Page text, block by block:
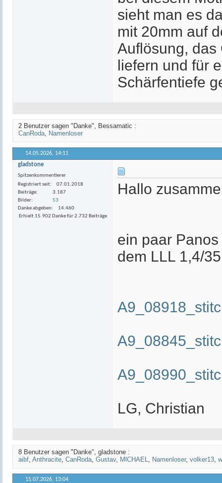
sieht man es
mit 20mm auf
Auflösung, das
liefern und für
Schärfentiefe
2 Benutzer sagen "Danke", Bessamatic :
CanRoda, Namenloser
14.05.2026, 14:11
gladstone
Spitzenkommentierer
Registriert seit
07.01.2018
Beiträge
3.187
Bilder
53
Danke abgeben
14.460
Erhielt 15.902 Danke für 2.732 Beiträge
Hallo
ein paar
dem LLL 1,4/
LG, Christian
8 Benutzer sagen "Danke", gladstone :
aibf, Anthracite, CanRoda, Gustav, MlCHAEL, Namenloser, volker13,
15.07.2026, 13:04